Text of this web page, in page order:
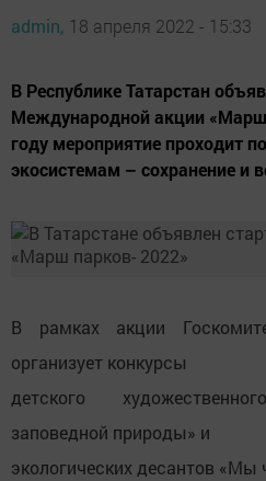
admin, 18 апреля 2022 - 15:33
В Республике Татарстан
Международной акции
году мероприятие проходит
экосистемам – сохранение и
В рамках акции
организует конкурсы
детского
заповедной природы» и
экологических десантов «Мы